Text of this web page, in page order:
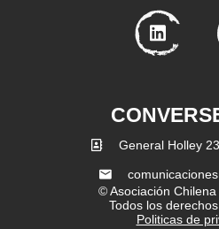
General Holley
© Asociación Chilena
Todos los
Politicas de